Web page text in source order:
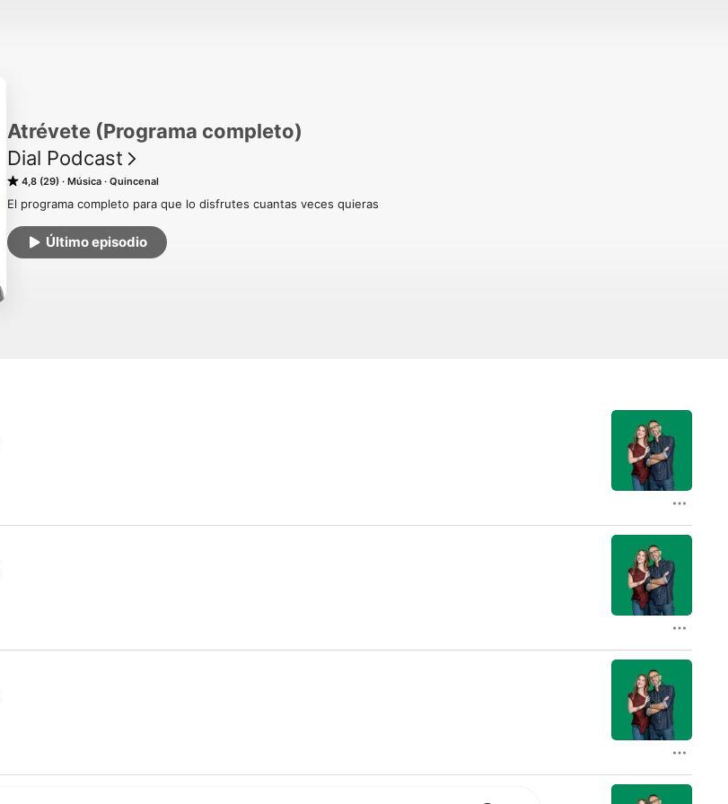
Atrévete (Programa completo)
Dial Podcast
4,8 (29) Música Quincenal
El programa completo para que lo disfrutes cuantas veces quieras
Último episodio